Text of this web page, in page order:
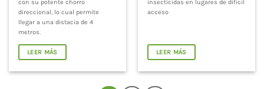
con su potente chorro
direccional, lo cual permite
llegar a una distacia de 4
metros.
LEER MÁS
insecticidas en lugares de difícil
acceso
LEER MÁS